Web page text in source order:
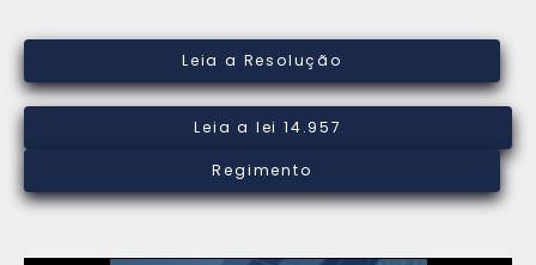
Leia a Resolução
Leia a lei 14.957
Regimento